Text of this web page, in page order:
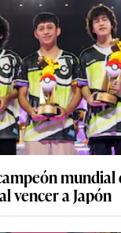
mundial
vencer a Japón